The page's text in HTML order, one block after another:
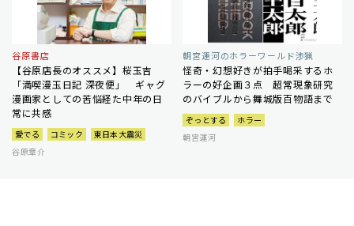
谷原書店
【谷原店長のオススメ】桜玉吉
「満喫漫玉日記 深夜便」 ギャグ
漫画家としての苦悩経た中年の日
常に共感
愛でる コミック
東日本大震災
谷原章介
朝宮運河のホラーワールド渉猟
怪奇・幻想好きが拍手喝采するホ
ラーの好企画３点 超常現象研究
のバイブルから舞城版百物語まで
ぞっとする
ホラー
朝宮運河